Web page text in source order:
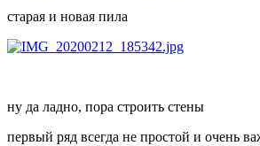
старая и новая пила
ну да ладно, пора строить стены
первый ряд всегда не простой и очень